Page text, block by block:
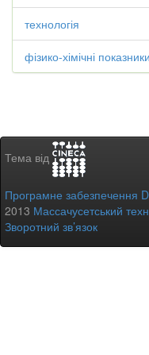
технологія
фізико-хімічні показники
Тема від
Програмне забезпечення
2013 Массачусетський
Зворотний зв’язок